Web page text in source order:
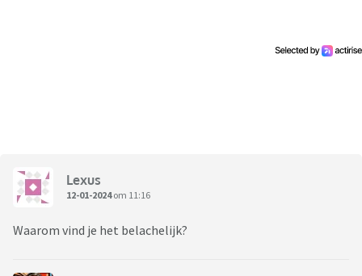
Lexus
12-01-2024om 11:16
Waarom vind je het belachelijk?